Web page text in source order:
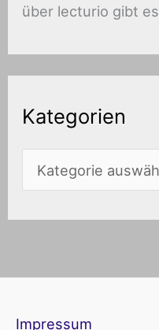
über lecturio gibt es
Kategorien
Impressum